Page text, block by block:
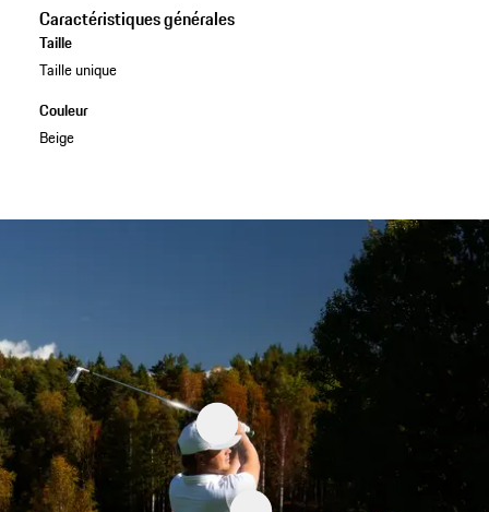
Caractéristiques générales
Taille
Taille unique
Couleur
Beige